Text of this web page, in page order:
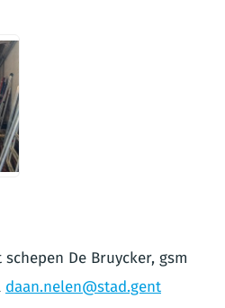
De Bruycker, gsm
daan.nelen@stad.gent